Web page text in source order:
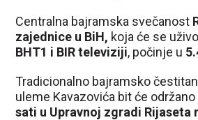
Centralna bajramska svečanost
zajednice u BiH, koja će se
BHT1 i BIR televiziji, počinje u
Tradicionalno bajramsko
uleme Kavazovića bit će održano
sati u Upravnoj zgradi Rijaseta